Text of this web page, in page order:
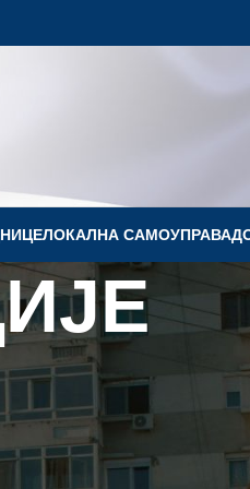
ЛОКАЛНА САМОУПРАВА